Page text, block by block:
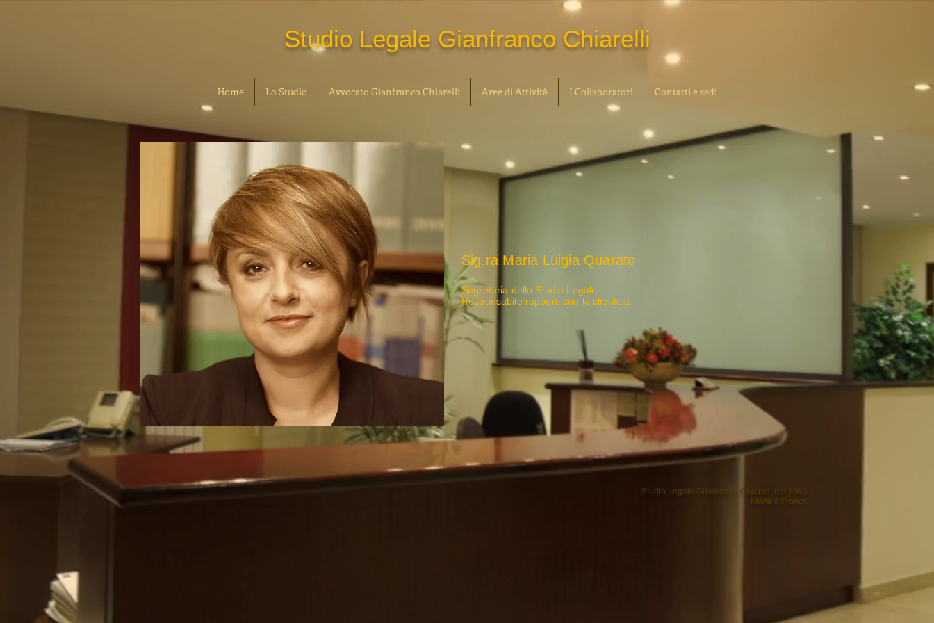
Studio Legale Gianfranco Chiarelli
Home Lo Studio Avvocato Gianfranco Chiarelli Aree di Attività I Collaboratori Contatti e sedi
Sig.ra Maria Luigia Quarato
Segretaria dello Studio Legale
Responsabile rapporti con la clientela
Studio Legale Gianfranco Chiarelli dal 1983
Martina Franc